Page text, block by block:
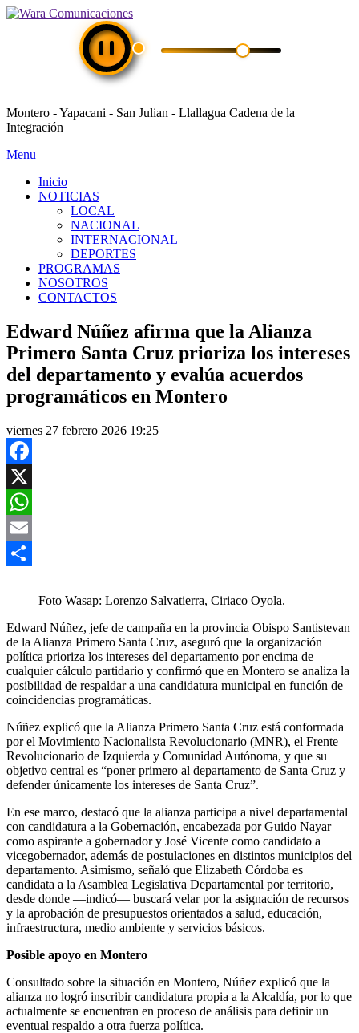
Montero - Yapacani - San Julian - Llallagua Cadena de la
Integración
Menu
Inicio
NOTICIAS
LOCAL
NACIONAL
INTERNACIONAL
DEPORTES
PROGRAMAS
NOSOTROS
CONTACTOS
Edward Núñez afirma que la Alianza
Primero Santa Cruz prioriza los intereses
del departamento y evalúa acuerdos
programáticos en Montero
viernes 27 febrero 2026 19:25
Facebook
X
WhatsApp
Email
Foto Wasap: Lorenzo Salvatierra, Ciriaco Oyola.
Edward Núñez, jefe de campaña en la provincia Obispo Santistevan
de la Alianza Primero Santa Cruz, aseguró que la organización
política prioriza los intereses del departamento por encima de
cualquier cálculo partidario y confirmó que en Montero se analiza la
posibilidad de respaldar a una candidatura municipal en función de
coincidencias programáticas.
Núñez explicó que la Alianza Primero Santa Cruz está conformada
por el Movimiento Nacionalista Revolucionario (MNR), el Frente
Revolucionario de Izquierda y Comunidad Autónoma, y que su
objetivo central es “poner primero al departamento de Santa Cruz y
defender únicamente los intereses de Santa Cruz”.
En ese marco, destacó que la alianza participa a nivel departamental
con candidatura a la Gobernación, encabezada por Guido Nayar
como aspirante a gobernador y José Vicente como candidato a
vicegobernador, además de postulaciones en distintos municipios del
departamento. Asimismo, señaló que Elizabeth Córdoba es
candidata a la Asamblea Legislativa Departamental por territorio,
desde donde —indicó— buscará velar por la asignación de recursos
y la aprobación de presupuestos orientados a salud, educación,
infraestructura, medio ambiente y servicios básicos.
Posible apoyo en Montero
Consultado sobre la situación en Montero, Núñez explicó que la
alianza no logró inscribir candidatura propia a la Alcaldía, por lo que
actualmente se encuentran en proceso de análisis para definir un
eventual respaldo a otra fuerza política.